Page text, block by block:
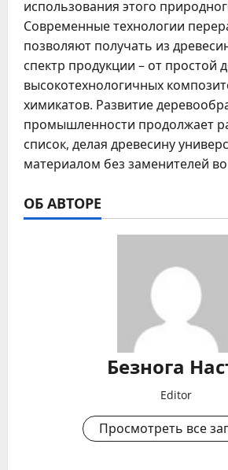
использования этого
Современные технологии
позволяют получать из
спектр продукции – от простой
высокотехнологичных
химикатов. Развитие
промышленности продолжает
список, делая древесину
материалом без заменителей
ОБ АВТОРЕ
Безнога
Editor
Просмотреть все